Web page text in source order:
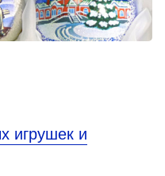
игрушек и